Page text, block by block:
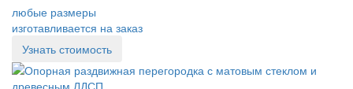
любые размеры
изготавливается на заказ
Узнать стоимость